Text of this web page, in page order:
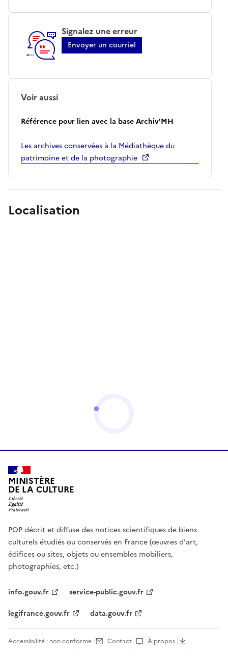
Signalez une erreur
Envoyer un courriel
Voir aussi
Référence pour lien avec la base Archiv'MH
Les archives conservées à la Médiathèque du
patrimoine et de la photographie
Localisation
MINISTÈRE
DE LA CULTURE
POP décrit et diffuse des notices scientifiques de biens
culturels étudiés ou conservés en France (œuvres d'art,
édifices ou sites, objets ou ensembles mobiliers,
photographies, etc.)
info.gouv.fr
service-public.gouv.fr
legifrance.gouv.fr
data.gouv.fr
Accessibilité : non conforme Contact
À propos